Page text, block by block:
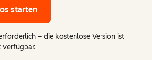
starten
– die kostenlose Version ist
verfügbar.